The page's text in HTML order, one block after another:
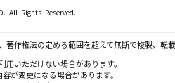
All Rights Reserved.
作権法の定める範囲を超えて無断で複製、転
用いただけない場合があります。
が変更になる場合があります。